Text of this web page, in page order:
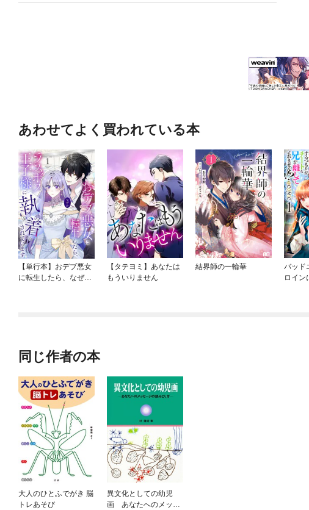
あわせてよく買われている本
【単行本】おデブ悪女
に転生したら、なぜか
【タテヨミ】あなたは
もういりません
結界師の一輪華
バッド
ロイン
同じ作者の本
大人のひとふでがき 脳
トレあそび
異文化としての幼児
画 あなたへのメッセ